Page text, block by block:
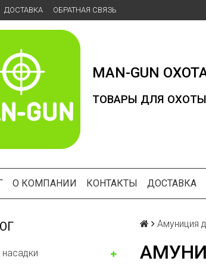
ДОСТАВКА ОБРАТНАЯ СВЯЗЬ
MAN-GUN
ТОВАРЫ ДЛЯ
О КОМПАНИИ КОНТАКТЫ ДОСТАВКА
Амуниция